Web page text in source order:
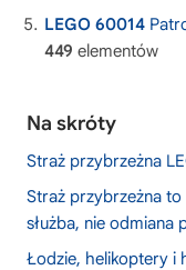
LEGO 60014
449 elementów
Na skróty
Straż przybrzeżna
Straż przybrzeżna
służba, nie odmiana
Łodzie, helikoptery i